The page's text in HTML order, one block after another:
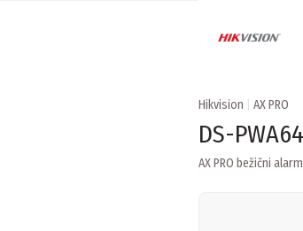
Hikvision AX PRO
DS-
AX PRO bežični